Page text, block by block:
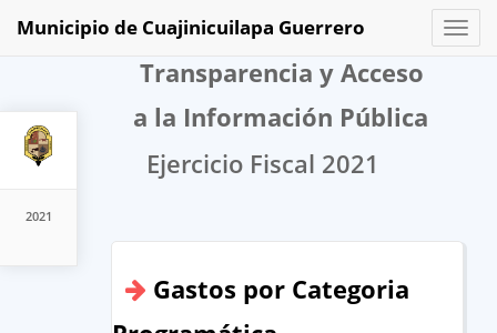
2021
Toggle
Municipio de Cuajinicuilapa Guerrero
Transparencia y Acceso
a la Información Pública
Ejercicio Fiscal 2021
Gastos por Categoria